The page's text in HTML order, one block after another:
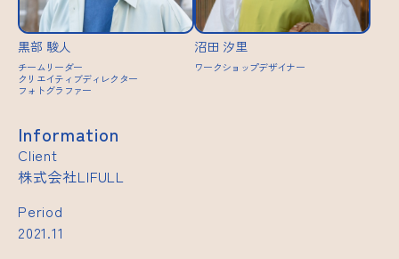
黒部 駿人
チームリーダー
クリエイティブディレクター
フォトグラファー
沼田 汐里
ワークショップデザイナー
Information
Client
株式会社LIFULL
Period
2021.11